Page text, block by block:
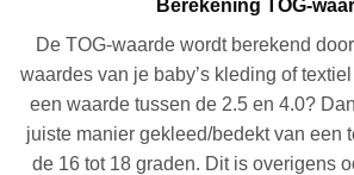
Berekening TOG-
De TOG-waarde wordt berekend
waardes van je baby’s kleding of
een waarde tussen de 2.5 en 4.0?
juiste manier gekleed/bedekt van een
de 16 tot 18 graden. Dit is overigens